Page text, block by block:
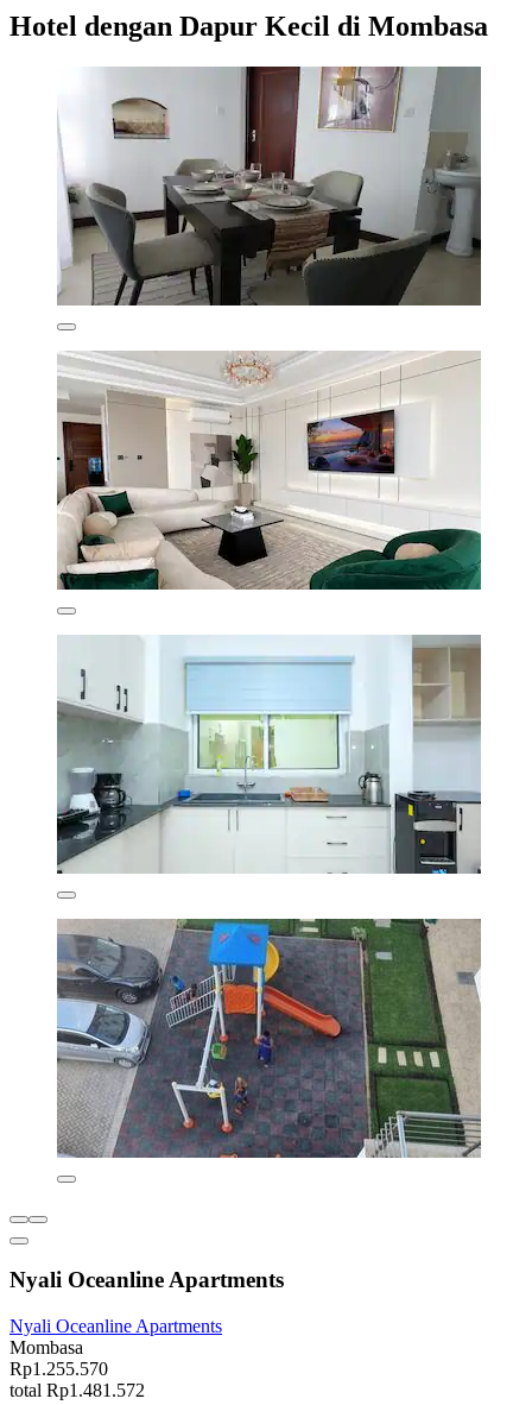
Hotel dengan Dapur Kecil di Mombasa
Nyali Oceanline Apartments
Nyali Oceanline Apartments
Mombasa
Rp1.255.570
total Rp1.481.572